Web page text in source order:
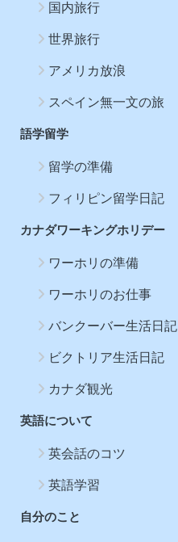
国内旅行
世界旅行
アメリカ放浪
スペイン無一文の旅
語学留学
留学の準備
フィリピン留学日記
カナダワーキングホリデー
ワーホリの準備
ワーホリのお仕事
バンクーバー生活日記
ビクトリア生活日記
カナダ観光
英語について
英会話のコツ
英語学習
自分のこと